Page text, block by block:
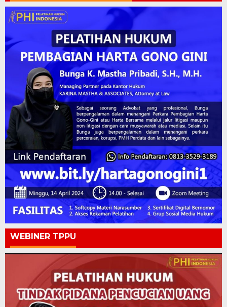
WEBINER TPPU